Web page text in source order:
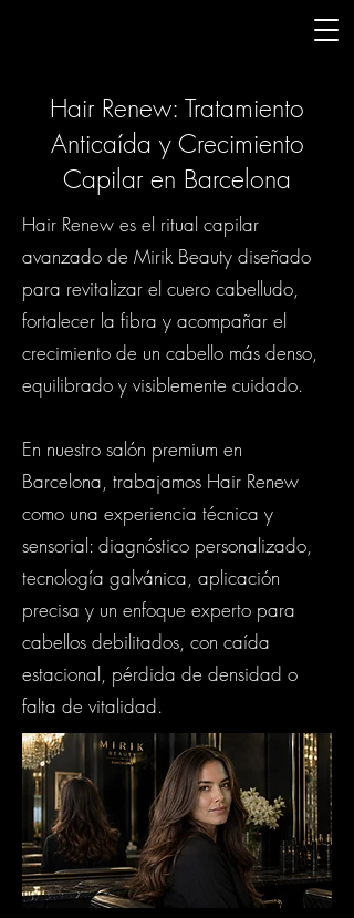
Hair Renew: Tratamiento
Anticaída y Crecimiento
Capilar en Barcelona
Hair Renew es el ritual capilar
avanzado de Mirik Beauty diseñado
para revitalizar el cuero cabelludo,
fortalecer la fibra y acompañar el
crecimiento de un cabello más denso,
equilibrado y visiblemente cuidado.
En nuestro salón premium en
Barcelona, trabajamos Hair Renew
como una experiencia técnica y
sensorial: diagnóstico personalizado,
tecnología galvánica, aplicación
precisa y un enfoque experto para
cabellos debilitados, con caída
estacional, pérdida de densidad o
falta de vitalidad.